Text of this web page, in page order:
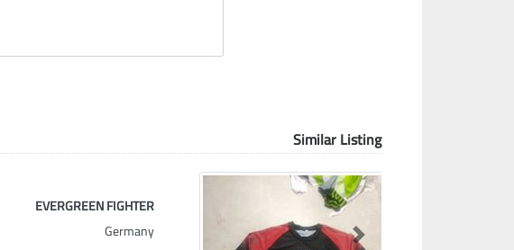
Similar Listing
EVERGREEN FIGHTER
Germany
Next